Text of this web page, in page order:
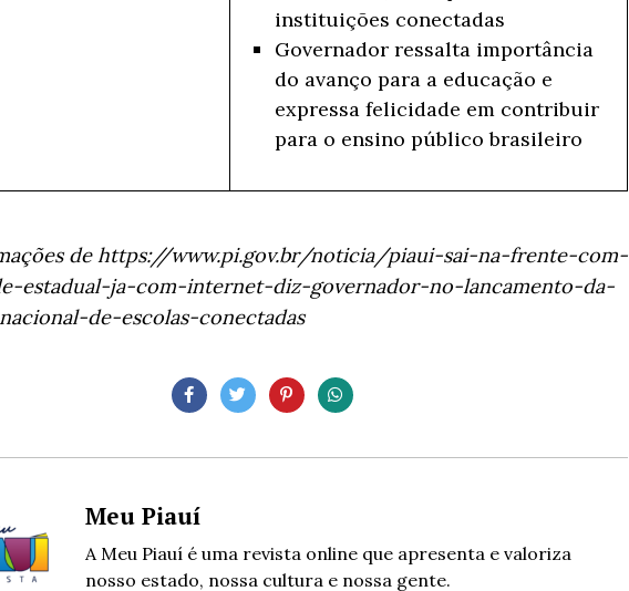
instituições conectadas
Governador ressalta importância
do avanço para a educação e
expressa felicidade em contribuir
para o ensino público brasileiro
de https://www.pi.gov.br/noticia/piaui-sai-na-frente-com-
estadual-ja-com-internet-diz-governador-no-lancamento-da-
de-escolas-conectadas
Meu Piauí
A Meu Piauí é uma revista online que apresenta e valoriza
nosso estado, nossa cultura e nossa gente.